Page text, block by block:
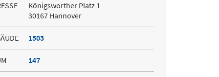
Königsworther Platz 1
30167 Hannover
1503
147